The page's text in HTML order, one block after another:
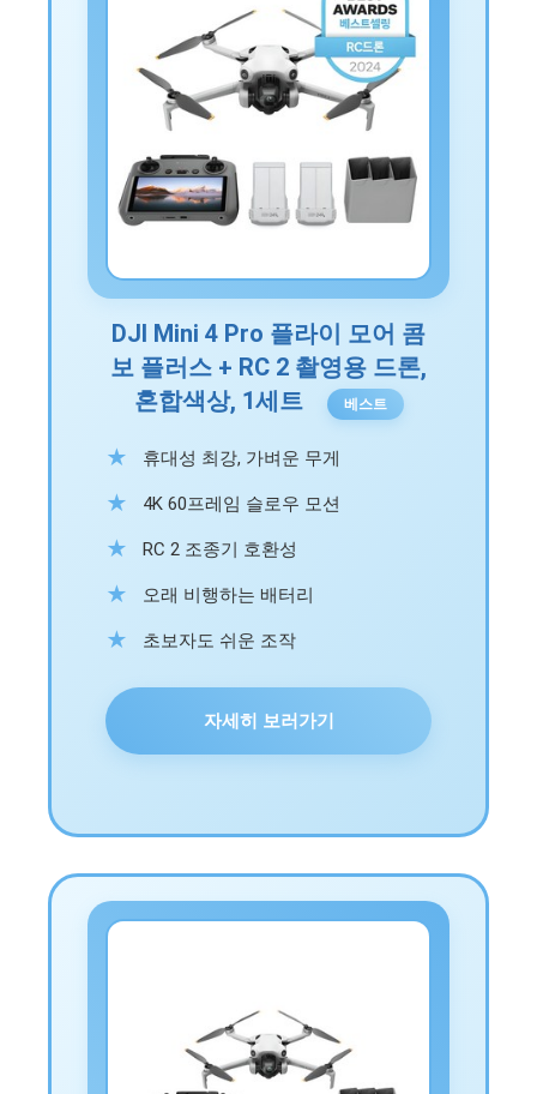
DJI Mini 4 Pro 플라이 모어 콤
보 플러스 + RC 2 촬영용 드론,
혼합색상, 1세트
베스트
휴대성 최강, 가벼운 무게
4K 60프레임 슬로우 모션
RC 2 조종기 호환성
오래 비행하는 배터리
초보자도 쉬운 조작
자세히 보러가기